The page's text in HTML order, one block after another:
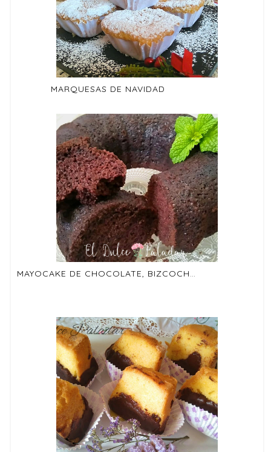
MARQUESAS DE NAVIDAD
MAYOCAKE DE CHOCOLATE, BIZCOCHO DE MAYONESA CON CHOCOLATE